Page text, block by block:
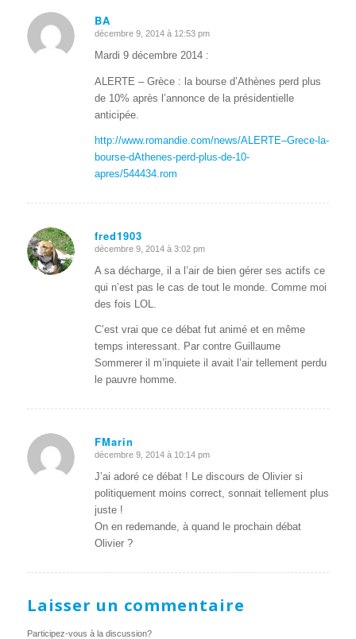
BA
dit
:
décembre 9, 2014 à 12:53 pm
Mardi 9 décembre 2014 :
ALERTE – Grèce : la bourse d’Athènes perd plus
de 10% après l’annonce de la présidentielle
anticipée.
http://www.romandie.com/news/ALERTE–Grece-la-
bourse-dAthenes-perd-plus-de-10-
apres/544434.rom
fred1903
dit
:
décembre 9, 2014 à 3:02 pm
A sa décharge, il a l’air de bien gérer ses actifs ce
qui n’est pas le cas de tout le monde. Comme moi
des fois LOL.
C’est vrai que ce débat fut animé et en même
temps interessant. Par contre Guillaume
Sommerer il m’inquiete il avait l’air tellement perdu
le pauvre homme.
FMarin
dit
:
décembre 9, 2014 à 10:14 pm
J’ai adoré ce débat ! Le discours de Olivier si
politiquement moins correct, sonnait tellement plus
juste !
On en redemande, à quand le prochain débat
Olivier ?
Laisser un commentaire
Participez-vous à la discussion?